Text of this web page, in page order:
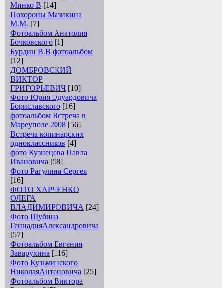
Минко В [14]
Похороны Мазикина
М.М. [7]
Фотоальбом Анатолия
Бочковского [1]
Бурдин В.В фотоальбом
[12]
ДОМБРОВСКИЙ
ВИКТОР
ГРИГОРЬЕВИЧ [10]
Фото Юрия Эдуардовича
Бориславского [16]
фотоальбом Встреча в
Мареуполе 2008 [56]
Встреча копинарских
одноклассников [4]
фото Кузнецова Павла
Ивановича [58]
Фото Рагулина Сергея
[16]
ФОТО ХАРЧЕНКО
ОЛЕГА
ВЛАДИМИРОВИЧА [24]
Фото Шубина
ГеннадияАлександровича
[57]
Фотоальбом Евгения
Заварухина [116]
Фото Кузьминского
НиколаяАнтоновича [25]
Фотоальбом Виктора